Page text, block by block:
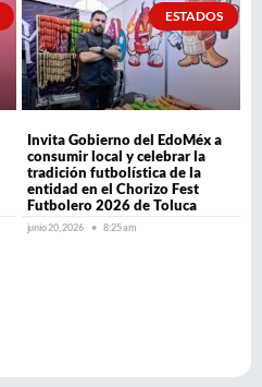
ESTADOS
Invita Gobierno del EdoMéx a
consumir local y celebrar la
tradición futbolística de la
entidad en el Chorizo Fest
Futbolero 2026 de Toluca
junio 20, 2026 8:25 am